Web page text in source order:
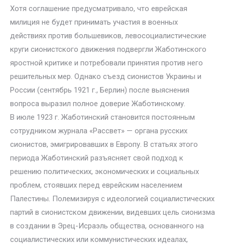
Хотя соглашение предусматривало, что еврейская
милиция не будет принимать участия в военных
действиях против большевиков, левосоциалистические
круги сионистского движения подвергли Жаботинского
яростной критике и потребовали принятия против него
решительных мер. Однако съезд сионистов Украины и
России (сентябрь 1921 г., Берлин) после выяснения
вопроса выразил полное доверие Жаботинскому.
В июле 1923 г. Жаботинский становится постоянным
сотрудником журнала «Рассвет» — органа русских
сионистов, эмигрировавших в Европу. В статьях этого
периода Жаботинский разъясняет свой подход к
решению политических, экономических и социальных
проблем, стоявших перед еврейским населением
Палестины. Полемизируя с идеологией социалистических
партий в сионистском движении, видевших цель сионизма
в создании в Эрец-Исраэль общества, основанного на
социалистических или коммунистических идеалах,